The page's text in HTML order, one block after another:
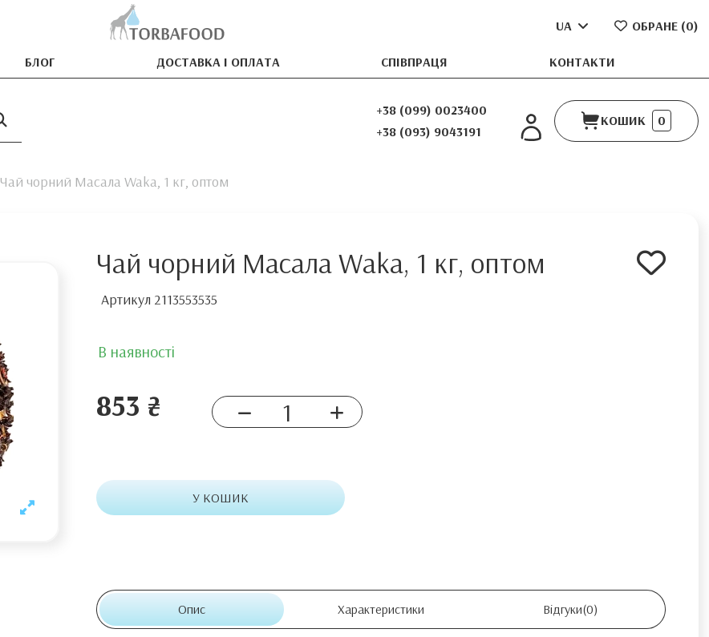
БЛОГ ДОСТАВКА І ОПЛАТА СПІВПРАЦЯ КОНТАКТИ
UA ОБРАНЕ (0)
+38 (099) 0023400
+38 (093) 9043191
КОШИК 0
Чай чорний Масала Waka, 1 кг, оптом
Чай чорний Масала Waka, 1 кг, оптом
Артикул 2113553535
В наявності
853 ₴
У КОШИК
Опис Характеристики Відгуки(0)